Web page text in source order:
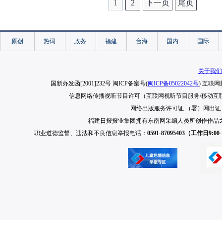
1 2 下一页 尾页
原创 热词 政务 福建 台海 国内 国际